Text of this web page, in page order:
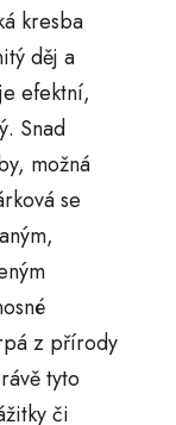
kresba
děj a
efektní,
Snad
možná
se
z přírody
tyto
či